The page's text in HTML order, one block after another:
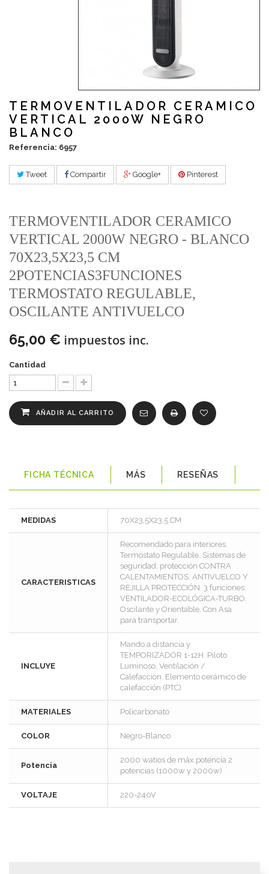
TERMOVENTILADOR CERAMICO
VERTICAL 2000W NEGRO
BLANCO
Referencia: 6957
Tweet Compartir Google+ Pinterest
TERMOVENTILADOR CERAMICO
VERTICAL 2000W NEGRO - BLANCO
70X23,5X23,5 CM
2POTENCIAS3FUNCIONES
TERMOSTATO REGULABLE,
OSCILANTE ANTIVUELCO
65,00 € impuestos inc.
Cantidad
AÑADIR AL CARRITO
FICHA TÉCNICA MÁS RESEÑAS
MEDIDAS 70X23,5X23,5 CM
CARACTERISTICAS
Recomendado para interiores.
Termostato Regulable. Sistemas de
seguridad: protección CONTRA
CALENTAMIENTOS, ANTIVUELCO Y
REJILLA PROTECCIÓN. 3 funciones:
VENTILADOR-ECOLÓGICA-TURBO.
Oscilante y Orientable. Con Asa
para transportar.
INCLUYE
Mando a distancia y
TEMPORIZADOR 1-12H. Piloto
Luminoso. Ventilación /
Calefacción. Elemento cerámico de
calefacción (PTC)
MATERIALES Policarbonato
COLOR Negro-Blanco
Potencia
2000 watios de máx.potencia 2
potencias (1000w y 2000w)
VOLTAJE 220-240V